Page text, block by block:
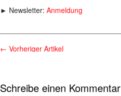
► Newsletter: Anmeldung
← Vorheriger Artikel
Schreibe einen Kommentar